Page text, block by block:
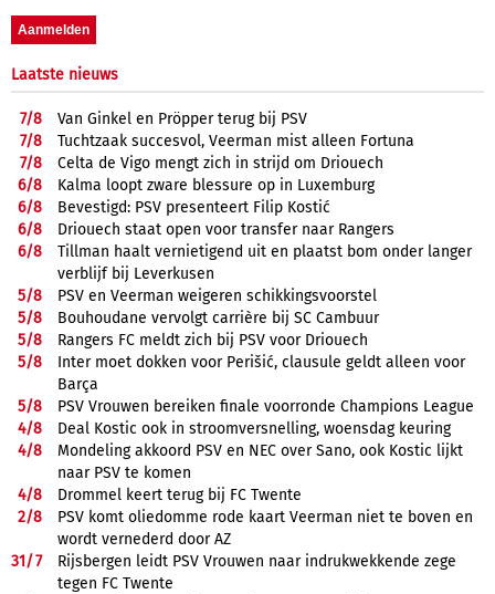
Laatste nieuws
7/8
Van Ginkel en Pröpper terug bij PSV
7/8
Tuchtzaak succesvol, Veerman mist alleen Fortuna
7/8
Celta de Vigo mengt zich in strijd om Driouech
6/8
Kalma loopt zware blessure op in Luxemburg
6/8
Bevestigd: PSV presenteert Filip Kostić
6/8
Driouech staat open voor transfer naar Rangers
6/8
Tillman haalt vernietigend uit en plaatst bom onder langer
verblijf bij Leverkusen
5/8
PSV en Veerman weigeren schikkingsvoorstel
5/8
Bouhoudane vervolgt carrière bij SC Cambuur
5/8
Rangers FC meldt zich bij PSV voor Driouech
5/8
Inter moet dokken voor Perišić, clausule geldt alleen voor
Barça
5/8
PSV Vrouwen bereiken finale voorronde Champions League
4/8
Deal Kostic ook in stroomversnelling, woensdag keuring
4/8
Mondeling akkoord PSV en NEC over Sano, ook Kostic lijkt
naar PSV te komen
4/8
Drommel keert terug bij FC Twente
2/8
PSV komt oliedomme rode kaart Veerman niet te boven en
wordt vernederd door AZ
31/7
Rijsbergen leidt PSV Vrouwen naar indrukwekkende zege
tegen FC Twente